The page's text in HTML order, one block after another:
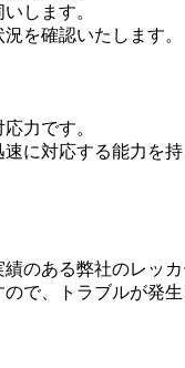
します。
を確認いたします。
力です。
に対応する能力を
のある弊社のレッカ
で、トラブルが発